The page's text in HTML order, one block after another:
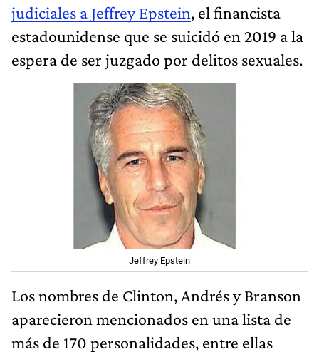
judiciales a Jeffrey Epstein, el financista
estadounidense que se suicidó en 2019 a la
espera de ser juzgado por delitos sexuales.
Jeffrey Epstein
Los nombres de Clinton, Andrés y Branson
aparecieron mencionados en una lista de
más de 170 personalidades, entre ellas